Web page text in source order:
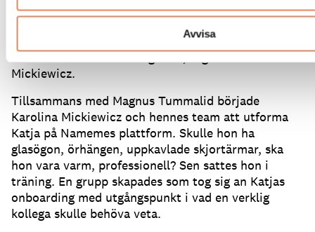
Avvisa
på att göra det människor gör bäst.Eftersom Katja
tillgängligheten för fler målgrupper, som kanske
inte kan svenska eller engelska, säger Karolina
Mickiewicz.
Tillsammans med Magnus Tummalid började
Karolina Mickiewicz och hennes team att utforma
Katja på Namemes plattform. Skulle hon ha
glasögon, örhängen, uppkavlade skjortärmar, ska
hon vara varm, professionell? Sen sattes hon i
träning. En grupp skapades som tog sig an Katjas
onboarding med utgångspunkt i vad en verklig
kollega skulle behöva veta.